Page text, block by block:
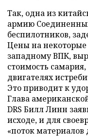
Так, одна из
армию
беспилотников,
Цены на
западному ВПК,
стоимость
двигателях
Это приводит к
Глава
DRS Билл Линн
исходе, и для
«поток